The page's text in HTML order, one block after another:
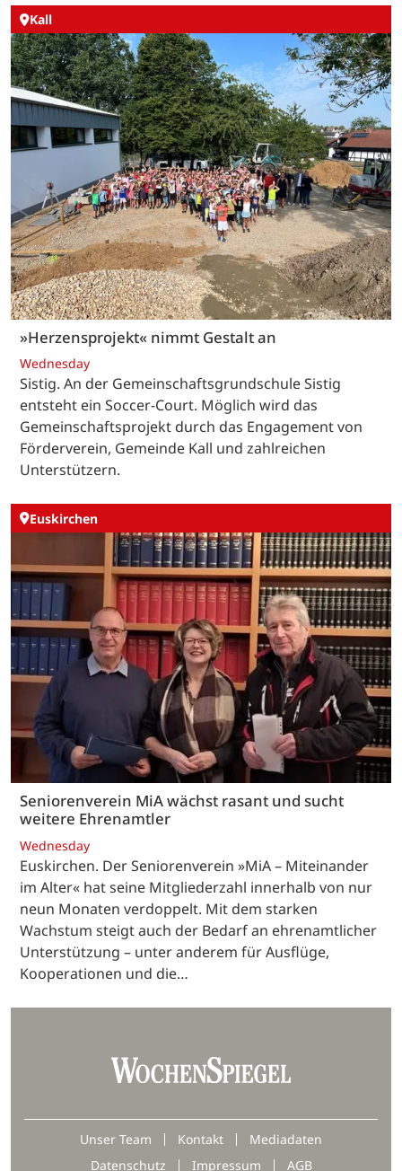
Kall
»Herzensprojekt« nimmt Gestalt an
Wednesday
Sistig. An der Gemeinschaftsgrundschule Sistig
entsteht ein Soccer-Court. Möglich wird das
Gemeinschaftsprojekt durch das Engagement von
Förderverein, Gemeinde Kall und zahlreichen
Unterstützern.
Euskirchen
Seniorenverein MiA wächst rasant und sucht
weitere Ehrenamtler
Wednesday
Euskirchen. Der Seniorenverein »MiA – Miteinander
im Alter« hat seine Mitgliederzahl innerhalb von nur
neun Monaten verdoppelt. Mit dem starken
Wachstum steigt auch der Bedarf an ehrenamtlicher
Unterstützung – unter anderem für Ausflüge,
Kooperationen und die…
Unser Team Kontakt
Mediadaten
Datenschutz
Impressum AGB